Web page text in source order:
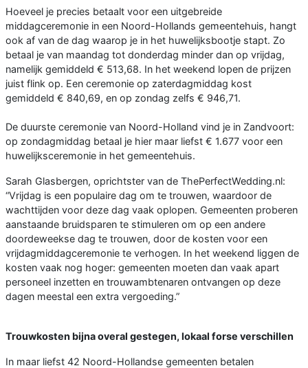
Hoeveel je precies betaalt voor een uitgebreide
middagceremonie in een Noord-Hollands gemeentehuis, hangt
ook af van de dag waarop je in het huwelijksbootje stapt. Zo
betaal je van maandag tot donderdag minder dan op vrijdag,
namelijk gemiddeld € 513,68. In het weekend lopen de prijzen
juist flink op. Een ceremonie op zaterdagmiddag kost
gemiddeld € 840,69, en op zondag zelfs € 946,71.
De duurste ceremonie van Noord-Holland vind je in Zandvoort:
op zondagmiddag betaal je hier maar liefst € 1.677 voor een
huwelijksceremonie in het gemeentehuis.
Sarah Glasbergen, oprichtster van de ThePerfectWedding.nl:
“Vrijdag is een populaire dag om te trouwen, waardoor de
wachttijden voor deze dag vaak oplopen. Gemeenten proberen
aanstaande bruidsparen te stimuleren om op een andere
doordeweekse dag te trouwen, door de kosten voor een
vrijdagmiddagceremonie te verhogen. In het weekend liggen de
kosten vaak nog hoger: gemeenten moeten dan vaak apart
personeel inzetten en trouwambtenaren ontvangen op deze
dagen meestal een extra vergoeding.”
Trouwkosten bijna overal gestegen, lokaal forse verschillen
In maar liefst 42 Noord-Hollandse gemeenten betalen